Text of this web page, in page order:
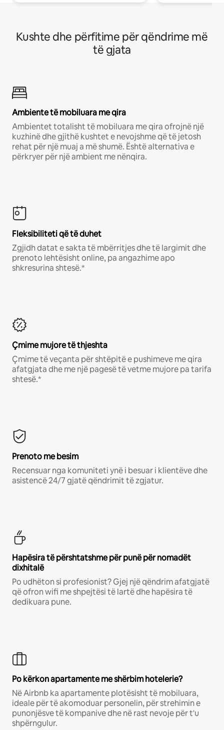
Kushte dhe përfitime për qëndrime më
të gjata
Ambiente të mobiluara me qira
Ambientet totalisht të mobiluara me qira ofrojnë një
kuzhinë dhe gjithë kushtet e nevojshme që të jetosh
rehat për një muaj a më shumë. Është alternativa e
përkryer për një ambient me nënqira.
Fleksibiliteti që të duhet
Zgjidh datat e sakta të mbërritjes dhe të largimit dhe
prenoto lehtësisht online, pa angazhime apo
shkresurina shtesë.*
Çmime mujore të thjeshta
Çmime të veçanta për shtëpitë e pushimeve me qira
afatgjata dhe me një pagesë të vetme mujore pa tarifa
shtesë.*
Prenoto me besim
Recensuar nga komuniteti ynë i besuar i klientëve dhe
asistencë 24/7 gjatë qëndrimit të zgjatur.
Hapësira të përshtatshme për punë për nomadët
dixhitalë
Po udhëton si profesionist? Gjej një qëndrim afatgjatë
që ofron wifi me shpejtësi të lartë dhe hapësira të
dedikuara pune.
Po kërkon apartamente me shërbim hotelerie?
Në Airbnb ka apartamente plotësisht të mobiluara,
ideale për të akomoduar personelin, për strehimin e
punonjësve të kompanive dhe në rast nevoje për t'u
shpërngulur.